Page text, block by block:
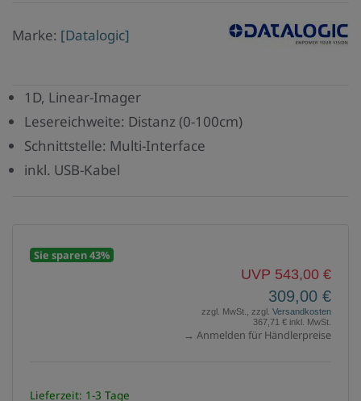
Marke: [Datalogic]
Datalogic
1D, Linear-Imager
Lesereichweite: Distanz (0-100cm)
Schnittstelle: Multi-Interface
inkl. USB-Kabel
Sie sparen 43%
UVP 543,00 €
309,00 €
zzgl. MwSt., zzgl. Versandkosten
367,71 € inkl. MwSt.
→ Anmelden für Händlerpreise
Lieferzeit: 1-3 Tage